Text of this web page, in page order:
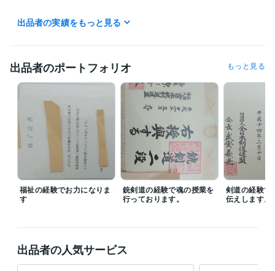
ライバーとして3カ月間のトークを通じてのお仕事に活かしています
転職経験多数あり。
航空自衛隊、行政の職員、建築業、飲食業、印刷業、ホームセンターの
販売員、農業、福祉関係、アパレル店員、大手自動車メーカーの総務課
勤務、ホテルのフロント業務、ボランティア活動、コピーライター、コ
ンサルタントなどを経験しているのであなたに役立つアドバイスができ
ます。
豊富な人生経験と多数の資格あり☆彡
カウンセラーのお仕事に生かすことができます。
お悩みを相談したいという方はお気軽にお問い合わせください。
ご連絡お待ちしております。
受賞歴
第5級賞詞
出品者の実績をもっと見る
出品者のポートフォリオ もっと見る
福祉の経験でお力になりま
す
銃剣道の経験で魂の授業を
行っております。
剣道の経験で
伝えします。
出品者の人気サービス